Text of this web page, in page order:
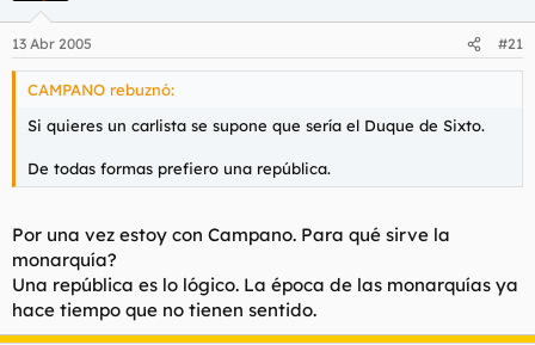
13 Abr 2005 #21
CAMPANO rebuznó:
Si quieres un carlista se supone que sería el Duque de Sixto.
De todas formas prefiero una república.
Por una vez estoy con Campano. Para qué sirve la
monarquía?
Una república es lo lógico. La época de las monarquías ya
hace tiempo que no tienen sentido.